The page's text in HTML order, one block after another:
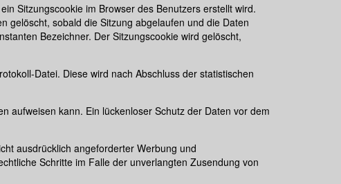
Sitzungscookie im Browser des Benutzers erstellt wird.
gelöscht, sobald die Sitzung abgelaufen und die Daten
Bezeichner. Der Sitzungscookie wird gelöscht,
Datei. Diese wird nach Abschluss der statistischen
aufweisen kann. Ein lückenloser Schutz der Daten vor dem
ausdrücklich angeforderter Werbung und
Schritte im Falle der unverlangten Zusendung von